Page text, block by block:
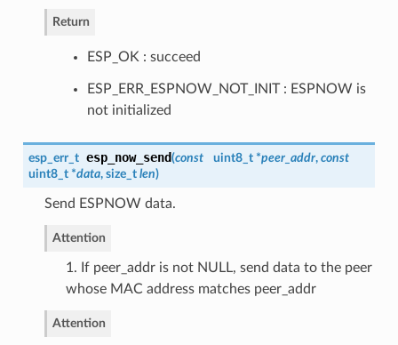
Return
ESP_OK : succeed
ESP_ERR_ESPNOW_NOT_INIT : ESPNOW is
not initialized
esp_err_t esp_now_send(const uint8_t *peer_addr, const
uint8_t *data, size_t len)
Send ESPNOW data.
Attention
1. If peer_addr is not NULL, send data to the peer
whose MAC address matches peer_addr
Attention